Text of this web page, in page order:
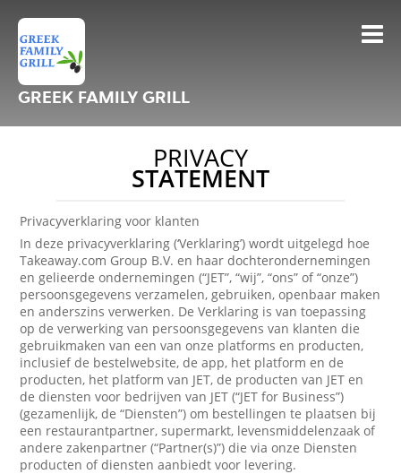
GREEK FAMILY GRILL
PRIVACY
STATEMENT
Privacyverklaring voor klanten
In deze privacyverklaring (‘Verklaring’) wordt uitgelegd hoe
Takeaway.com Group B.V. en haar dochterondernemingen
en gelieerde ondernemingen (“JET”, “wij”, “ons” of “onze”)
persoonsgegevens verzamelen, gebruiken, openbaar maken
en anderszins verwerken. De Verklaring is van toepassing
op de verwerking van persoonsgegevens van klanten die
gebruikmaken van een van onze platforms en producten,
inclusief de bestelwebsite, de app, het platform en de
producten, het platform van JET, de producten van JET en
de diensten voor bedrijven van JET (“JET for Business”)
(gezamenlijk, de “Diensten”) om bestellingen te plaatsen bij
een restaurantpartner, supermarkt, levensmiddelenzaak of
andere zakenpartner (“Partner(s)”) die via onze Diensten
producten of diensten aanbiedt voor levering.